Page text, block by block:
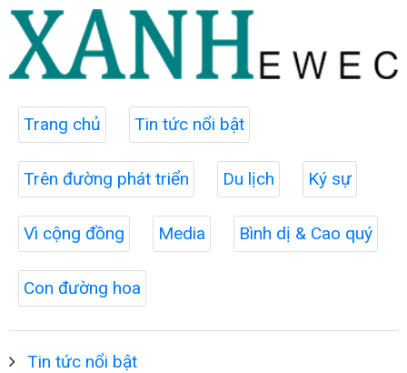
Trang chủ Tin tức nổi bật
Trên đường phát triển Du lịch Ký sự
Vì cộng đồng Media Bình dị & Cao quý
Con đường hoa
Tin tức nổi bật